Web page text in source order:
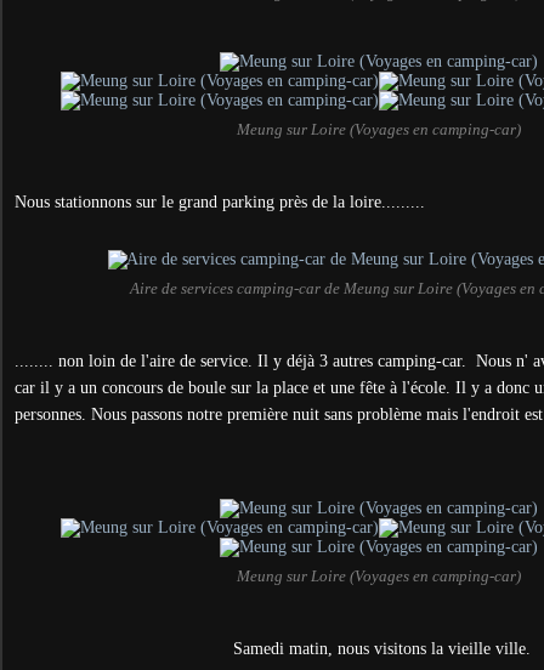
Meung sur Loire (Voyages en camping-car)
Nous stationnons sur le grand parking près de la loire.........
Aire de services camping-car de Meung sur Loire (Voyages en
........ non loin de l'aire de service. Il y déjà 3 autres camping-car. Nous n'
car il y a un concours de boule sur la place et une fête à l'école. Il y a donc
personnes. Nous passons notre première nuit sans problème mais l'endroit
Meung sur Loire (Voyages en camping-car)
Samedi matin, nous visitons la vieille ville.